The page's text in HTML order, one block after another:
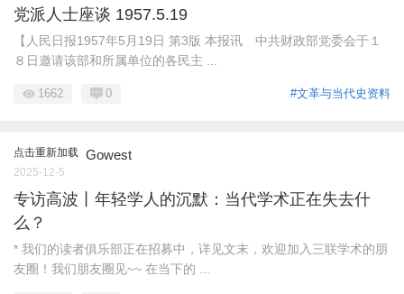
党派人士座谈 1957.5.19
【人民日报1957年5月19日 第3版 本报讯 中共财政部党委会于１
８日邀请该部和所属单位的各民主 ...
#文革与当代史资料
1662 0
点击重新加载 Gowest
2025-12-5
专访高波丨年轻学人的沉默：当代学术正在失去什
么？
* 我们的读者俱乐部正在招募中，详见文末，欢迎加入三联学术的朋
友圈！我们朋友圈见~~ 在当下的 ...